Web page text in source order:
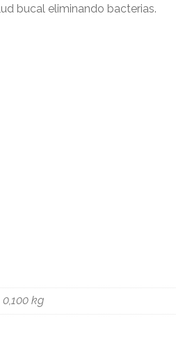
bucal eliminando bacterias.
0,100 kg